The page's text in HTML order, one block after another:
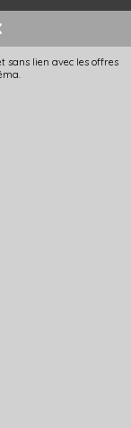
sans lien avec les offres